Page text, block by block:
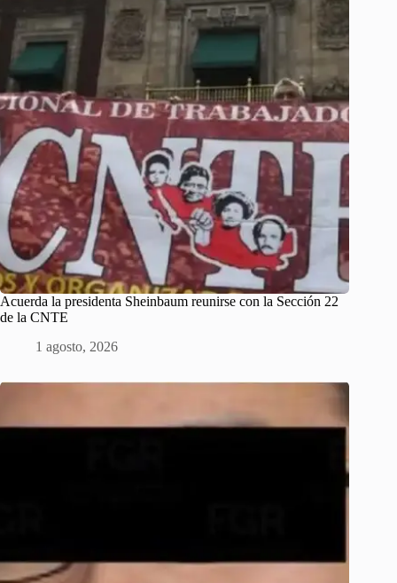
Acuerda la presidenta Sheinbaum reunirse con la Sección 22
de la CNTE
1 agosto, 2026